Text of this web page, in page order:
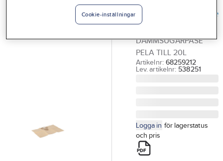
Dammsugarpåse
PELA 20/30 liter
DAMMSUGARPÅSE
PELA TILL 20L
Artikelnr: 68259212
Lev. artikelnr: 538251
Logga in för lagerstatus
och pris
Cookie-inställningar